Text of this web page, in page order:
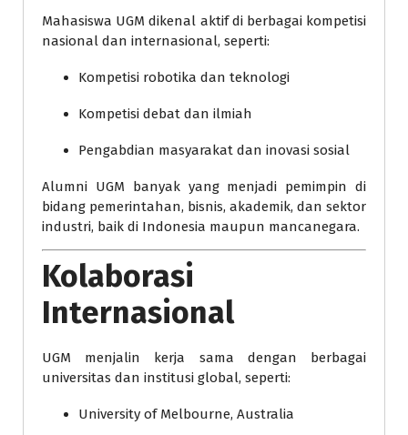
Mahasiswa UGM dikenal aktif di berbagai kompetisi
nasional dan internasional, seperti:
Kompetisi robotika dan teknologi
Kompetisi debat dan ilmiah
Pengabdian masyarakat dan inovasi sosial
Alumni UGM banyak yang menjadi pemimpin di
bidang pemerintahan, bisnis, akademik, dan sektor
industri, baik di Indonesia maupun mancanegara.
Kolaborasi
Internasional
UGM menjalin kerja sama dengan berbagai
universitas dan institusi global, seperti:
University of Melbourne, Australia